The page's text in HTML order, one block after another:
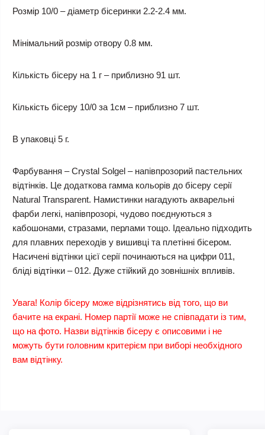
Розмір 10/0 – діаметр бісеринки 2.2-2.4 мм.
Мінімальний розмір отвору 0.8 мм.
Кількість бісеру на 1 г – приблизно 91 шт.
Кількість бісеру 10/0 за 1см – приблизно 7 шт.
В упаковці 5 г.
Фарбування – Crystal Solgel – напівпрозорий пастельних
відтінків. Це додаткова гамма кольорів до бісеру серії
Natural Transparent. Намистинки нагадують акварельні
фарби легкі, напівпрозорі, чудово поєднуються з
кабошонами, стразами, перлами тощо. Ідеально підходить
для плавних переходів у вишивці та плетінні бісером.
Насичені відтінки цієї серії починаються на цифри 011,
бліді відтінки – 012. Дуже стійкий до зовнішніх впливів.
Увага! Колір бісеру може відрізнятись від того, що ви
бачите на екрані. Номер партії може не співпадати із тим,
що на фото. Назви відтінків бісеру є описовими і не
можуть бути головним критерієм при виборі необхідного
вам відтінку.